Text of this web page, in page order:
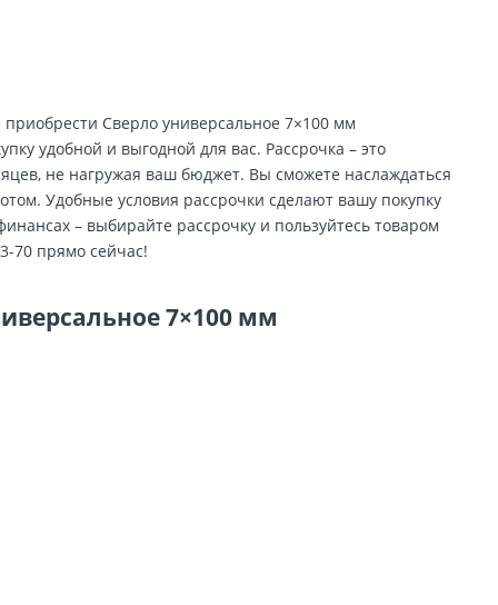
Сверло универсальное 7×100 мм
удобной и выгодной для вас. Рассрочка – это
не нагружая ваш бюджет. Вы сможете наслаждаться
Удобные условия рассрочки сделают вашу покупку
– выбирайте рассрочку и пользуйтесь товаром
70 прямо сейчас!
7×100 мм